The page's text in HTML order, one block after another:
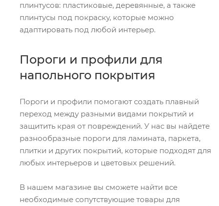
плинтусов: пластиковые, деревянные, а также
плинтусы под покраску, которые можно
адаптировать под любой интерьер.
Пороги и профили для
напольного покрытия
Пороги и профили помогают создать плавный
переход между разными видами покрытий и
защитить края от повреждений. У нас вы найдете
разнообразные пороги для ламината, паркета,
плитки и других покрытий, которые подходят для
любых интерьеров и цветовых решений.
В нашем магазине вы сможете найти все
необходимые сопутствующие товары для